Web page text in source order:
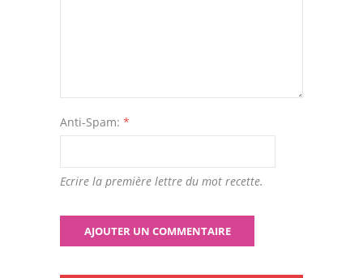
Anti-Spam: *
Ecrire la première lettre du mot recette.